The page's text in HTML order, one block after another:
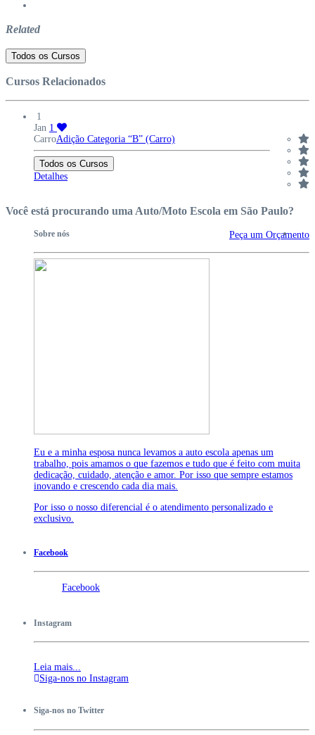
Related
Todos os Cursos
Cursos Relacionados
1
Jan 1
CarroAdição Categoria “B” (Carro)
Todos os Cursos
Detalhes
Você está procurando uma Auto/Moto Escola em São Paulo?
Peça um Orçamento
Sobre nós
Eu e a minha esposa nunca levamos a auto escola apenas um
trabalho, pois amamos o que fazemos e tudo que é feito com muita
dedicação, cuidado, atenção e amor. Por isso que sempre estamos
inovando e crescendo cada dia mais.
Por isso o nosso diferencial é o atendimento personalizado e
exclusivo.
Facebook
Facebook
Instagram
Leia mais...
Siga-nos no Instagram
Siga-nos no Twitter